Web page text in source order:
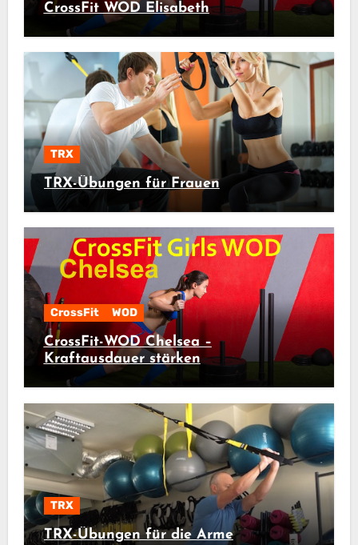
CrossFit WOD Elisabeth
TRX
TRX-Übungen für Frauen
CrossFit WOD
CrossFit-WOD Chelsea –
Kraftausdauer stärken
TRX
TRX-Übungen für die Arme